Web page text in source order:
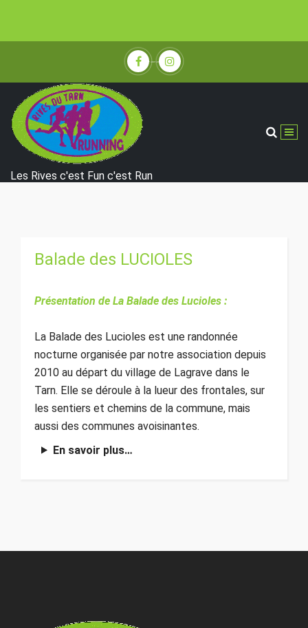
contenu
Les Rives c'est Fun c'est Run
Balade des LUCIOLES
Présentation de La Balade des Lucioles :
La Balade des Lucioles est une randonnée
nocturne organisée par notre association depuis
2010 au départ du village de Lagrave dans le
Tarn. Elle se déroule à la lueur des frontales, sur
les sentiers et chemins de la commune, mais
aussi des communes avoisinantes.
En savoir plus…